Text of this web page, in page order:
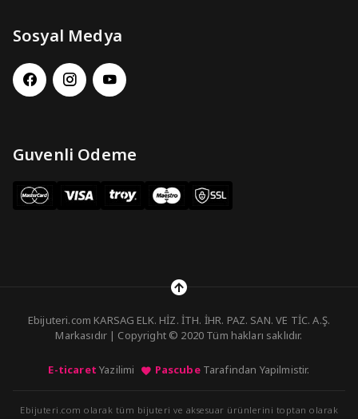
Sosyal Medya
Guvenli Odeme
Ebijuteri.com KARSAG ELK. HİZ. İTH. İHR. PAZ. SAN. VE TİC. A.Ş.
Markasıdır | Copyright © 2020 Tüm hakları saklıdır.
E-ticaret Yazilimi PascubeTarafindan Yapilmistir.
Ebijuteri.com olarak tüm bijuteri ve aksesuar ürünlerini toptan olarak